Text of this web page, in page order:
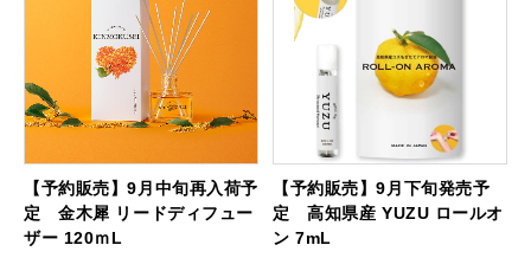
【予約販売】9月中旬再入荷予
定 金木犀 リードディフュー
ザー 120ｍL
【予約販売】9月下旬発売予
定 高知県産 YUZU ロールオ
ン 7mL